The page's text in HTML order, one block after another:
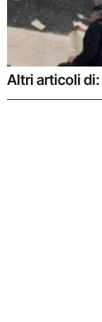
Altri articoli